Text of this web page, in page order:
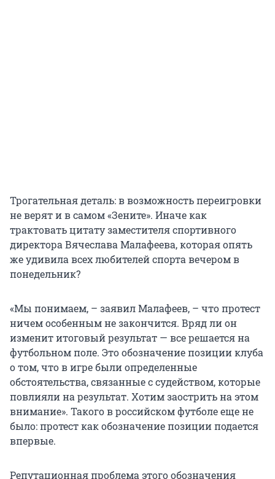
Трогательная деталь: в возможность переигровки
не верят и в самом «Зените». Иначе как
трактовать цитату заместителя спортивного
директора Вячеслава Малафеева, которая опять
же удивила всех любителей спорта вечером в
понедельник?
«Мы понимаем, – заявил Малафеев, – что протест
ничем особенным не закончится. Вряд ли он
изменит итоговый результат — все решается на
футбольном поле. Это обозначение позиции клуба
о том, что в игре были определенные
обстоятельства, связанные с судейством, которые
повлияли на результат. Хотим заострить на этом
внимание». Такого в российском футболе еще не
было: протест как обозначение позиции подается
впервые.
Репутационная проблема этого обозначения